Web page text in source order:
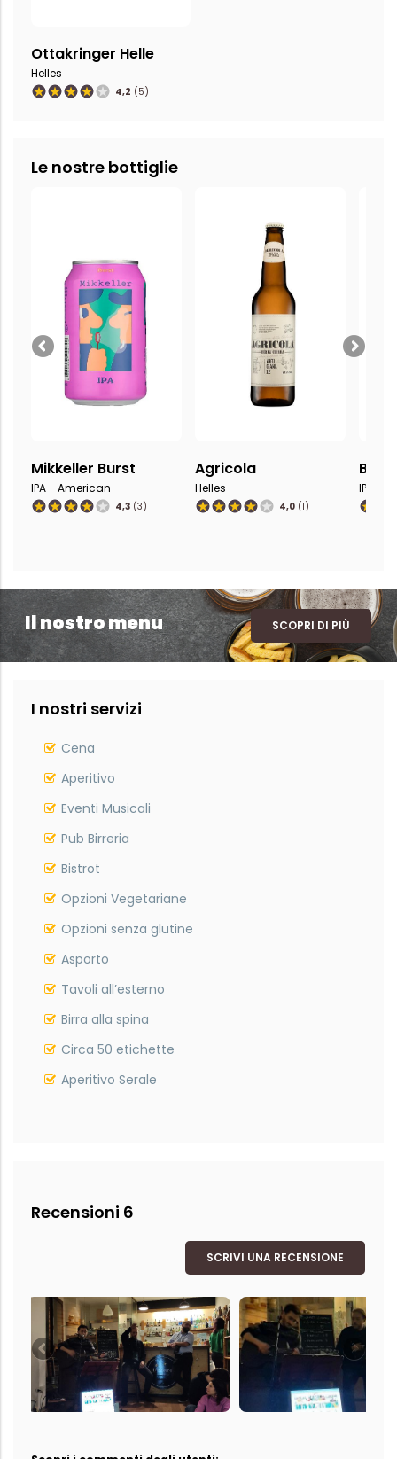
Ottakringer Helle
Helles
4,2 (5)
Le nostre bottiglie
Agricola
Helles
4,0(1)
Brewdog - Punk Ipa
IPA - American
4,0(1)
Igea
Golden
Il nostro menu SCOPRI DI PIÙ
I nostri servizi
Cena
Aperitivo
Eventi Musicali
Pub Birreria
Bistrot
Opzioni Vegetariane
Opzioni senza glutine
Asporto
Tavoli all’esterno
Birra alla spina
Circa 50 etichette
Aperitivo Serale
Recensioni 6
SCRIVI UNA RECENSIONE